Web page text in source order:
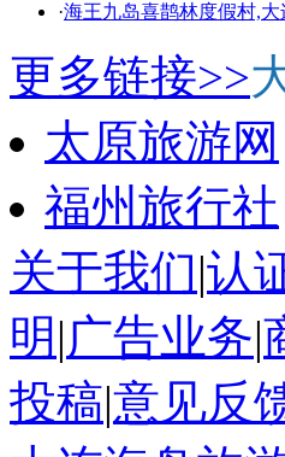
·海王九岛喜鹊林度假村,大
更多链接>>
太原旅游网
福州旅行社
关于我们|认
明 |广告业务|
投稿|意见反